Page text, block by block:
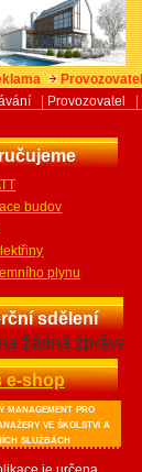
Provozovatel
Provozovatel
budov
plynu
sdělení
žádná zpráva
e-shop
management pro
ve školství a
službách